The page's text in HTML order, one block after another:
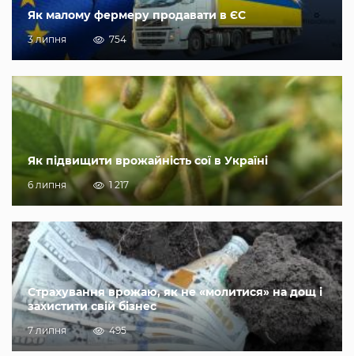
Як малому фермеру продавати в ЄС
3 липня 754
Як підвищити врожайність сої в Україні
6 липня 1 217
Страхування врожаю, як не «молитися» на дощ і
захистити свій бізнес
7 липня 495